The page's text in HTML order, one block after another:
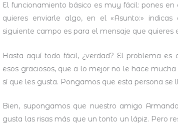
El funcionamiento básico es muy fácil: pones en
quieres enviarle algo, en el «Asunto:»
siguiente campo es para el mensaje que quieres
Hasta aquí todo fácil, ¿verdad? El problema
esos graciosos, que a lo mejor no le hace
sí que les gusta. Pongamos que esta persona
Bien, supongamos que nuestro amigo
gusta las risas más que un tonto un lápiz. Pero